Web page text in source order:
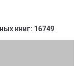
книг: 16749